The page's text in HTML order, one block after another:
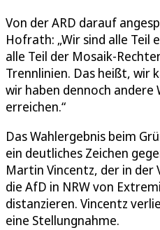
Von der ARD darauf
Hofrath: „Wir sind alle Teil
alle Teil der Mosaik-
Trennlinien. Das heißt, wir
wir haben dennoch andere
erreichen.“
Das Wahlergebnis beim
ein deutliches Zeichen
Martin Vincentz, der in
die AfD in NRW von
distanzieren. Vincentz
eine Stellungnahme.